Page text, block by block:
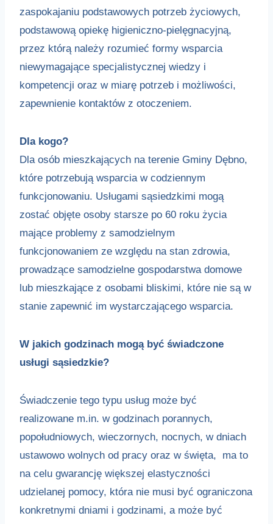
zaspokajaniu podstawowych potrzeb życiowych,
podstawową opiekę higieniczno-pielęgnacyjną,
przez którą należy rozumieć formy wsparcia
niewymagające specjalistycznej wiedzy i
kompetencji oraz w miarę potrzeb i możliwości,
zapewnienie kontaktów z otoczeniem.
Dla kogo?
Dla osób mieszkających na terenie Gminy Dębno,
które potrzebują wsparcia w codziennym
funkcjonowaniu. Usługami sąsiedzkimi mogą
zostać objęte osoby starsze po 60 roku życia
mające problemy z samodzielnym
funkcjonowaniem ze względu na stan zdrowia,
prowadzące samodzielne gospodarstwa domowe
lub mieszkające z osobami bliskimi, które nie są w
stanie zapewnić im wystarczającego wsparcia.
W jakich godzinach mogą być świadczone
usługi sąsiedzkie?
Świadczenie tego typu usług może być
realizowane m.in. w godzinach porannych,
popołudniowych, wieczornych, nocnych, w dniach
ustawowo wolnych od pracy oraz w święta, ma to
na celu gwarancję większej elastyczności
udzielanej pomocy, która nie musi być ograniczona
konkretnymi dniami i godzinami, a może być